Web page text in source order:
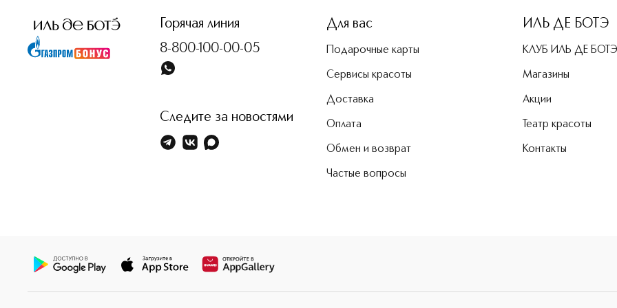
Горячая линия
8-800-100-00-05
Следите за новостями
Для вас
Подарочные карты
Сервисы красоты
Доставка
Оплата
Обмен и возврат
Частые вопросы
ИЛЬ ДЕ БОТЭ
КЛУБ ИЛЬ ДЕ БОТЭ
Магазины
Акции
Театр красоты
Контакты